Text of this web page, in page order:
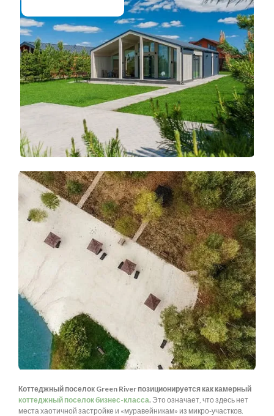
Коттеджный поселок Green River позиционируется как камерный
коттеджный поселок бизнес-класса. Это означает, что здесь нет
места хаотичной застройке и «муравейникам» из микро-участков.